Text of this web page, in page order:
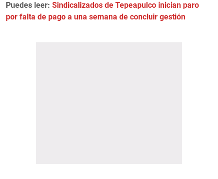
Puedes leer: Sindicalizados de Tepeapulco inician paro
por falta de pago a una semana de concluir gestión